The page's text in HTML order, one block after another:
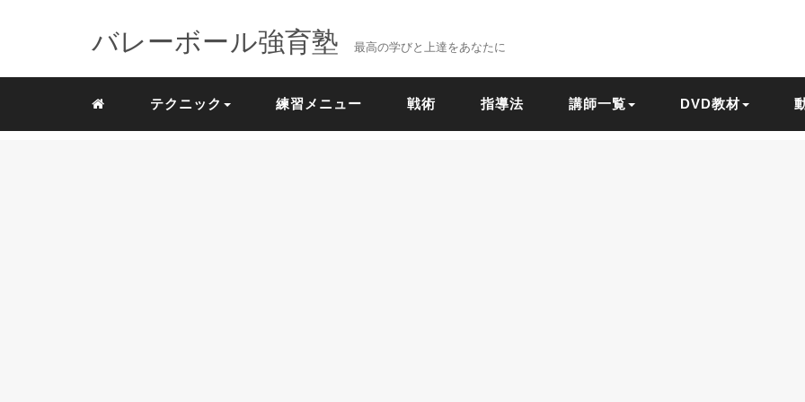
バレーボール強育塾 最高の学びと上達をあなたに
テクニック 練習メニュー 戦術 指導法 講師一覧 DVD教材